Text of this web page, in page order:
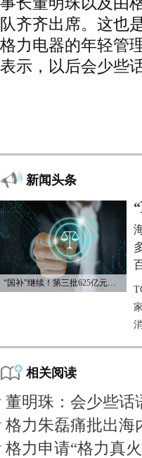
队齐齐出席。这也
格力电器的年轻管
表示，以后会少些
新闻头条
“国补”继续！第三批625亿元资金已下达
相关阅读
董明珠：会少些话
格力朱磊痛批出海
格力申请“格力真